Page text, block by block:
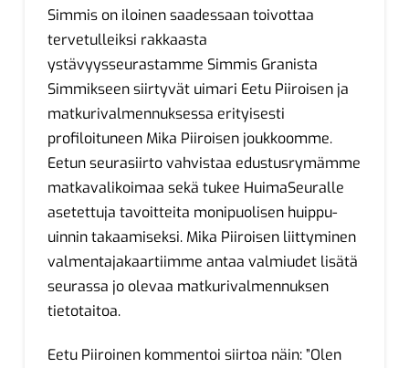
Simmis on iloinen saadessaan toivottaa
tervetulleiksi rakkaasta
ystävyysseurastamme Simmis Granista
Simmikseen siirtyvät uimari Eetu Piiroisen ja
matkurivalmennuksessa erityisesti
profiloituneen Mika Piiroisen joukkoomme.
Eetun seurasiirto vahvistaa edustusrymämme
matkavalikoimaa sekä tukee HuimaSeuralle
asetettuja tavoitteita monipuolisen huippu-
uinnin takaamiseksi. Mika Piiroisen liittyminen
valmentajakaartiimme antaa valmiudet lisätä
seurassa jo olevaa matkurivalmennuksen
tietotaitoa.
Eetu Piiroinen kommentoi siirtoa näin: ”Olen